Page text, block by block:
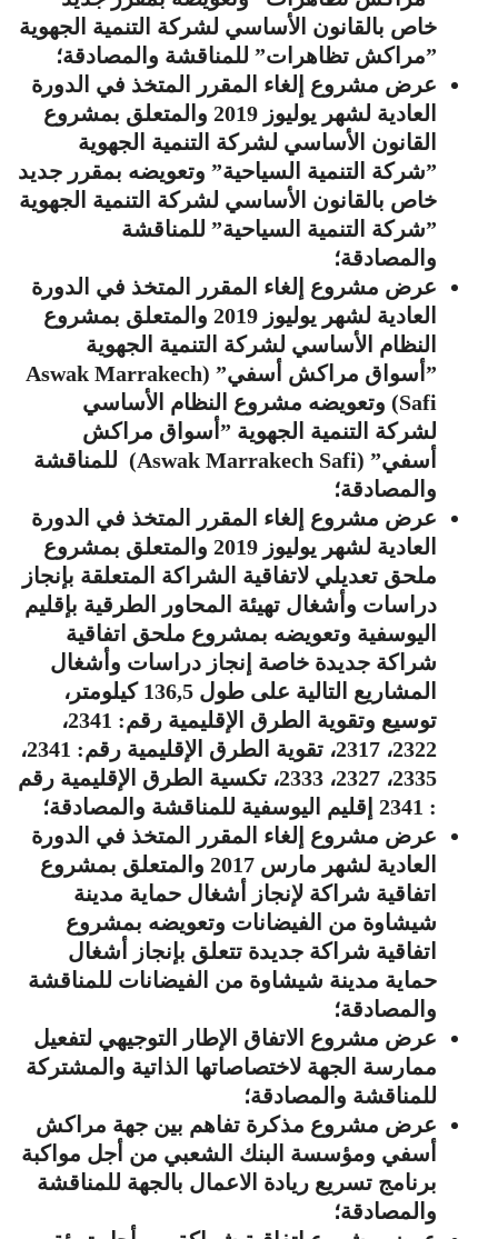
خاص بالقانون الأساسي لشركة التنمية الجهوية
”مراكش تظاهرات” للمناقشة والمصادقة؛
عرض مشروع إلغاء المقرر المتخذ في الدورة
العادية لشهر يوليوز 2019 والمتعلق بمشروع
القانون الأساسي لشركة التنمية الجهوية
”شركة التنمية السياحية” وتعويضه بمقرر جديد
خاص بالقانون الأساسي لشركة التنمية الجهوية
”شركة التنمية السياحية” للمناقشة
والمصادقة؛
عرض مشروع إلغاء المقرر المتخذ في الدورة
العادية لشهر يوليوز 2019 والمتعلق بمشروع
النظام الأساسي لشركة التنمية الجهوية
”أسواق مراكش أسفي” (Aswak Marrakech
Safi) وتعويضه مشروع النظام الأساسي
لشركة التنمية الجهوية ”أسواق مراكش
أسفي” (Aswak Marrakech Safi) للمناقشة
والمصادقة؛
عرض مشروع إلغاء المقرر المتخذ في الدورة
العادية لشهر يوليوز 2019 والمتعلق بمشروع
ملحق تعديلي لاتفاقية الشراكة المتعلقة بإنجاز
دراسات وأشغال تهيئة المحاور الطرقية بإقليم
اليوسفية وتعويضه بمشروع ملحق اتفاقية
شراكة جديدة خاصة إنجاز دراسات وأشغال
المشاريع التالية على طول 136,5 كيلومتر،
توسيع وتقوية الطرق الإقليمية رقم: 2341،
2322، 2317، تقوية الطرق الإقليمية رقم: 2341،
2335، 2327، 2333، تكسية الطرق الإقليمية رقم
: 2341 إقليم اليوسفية للمناقشة والمصادقة؛
عرض مشروع إلغاء المقرر المتخذ في الدورة
العادية لشهر مارس 2017 والمتعلق بمشروع
اتفاقية شراكة لإنجاز أشغال حماية مدينة
شيشاوة من الفيضانات وتعويضه بمشروع
اتفاقية شراكة جديدة تتعلق بإنجاز أشغال
حماية مدينة شيشاوة من الفيضانات للمناقشة
والمصادقة؛
عرض مشروع الاتفاق الإطار التوجيهي لتفعيل
ممارسة الجهة لاختصاصاتها الذاتية والمشتركة
للمناقشة والمصادقة؛
عرض مشروع مذكرة تفاهم بين جهة مراكش
أسفي ومؤسسة البنك الشعبي من أجل مواكبة
برنامج تسريع ريادة الاعمال بالجهة للمناقشة
والمصادقة؛